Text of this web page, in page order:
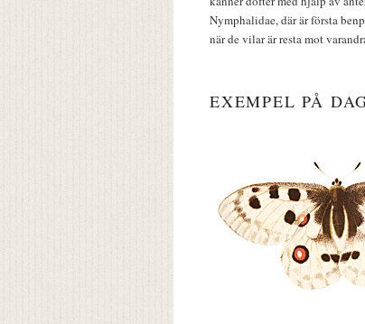
Nymphalidae, där är första
när de vilar är resta mot
EXEMPEL PÅ